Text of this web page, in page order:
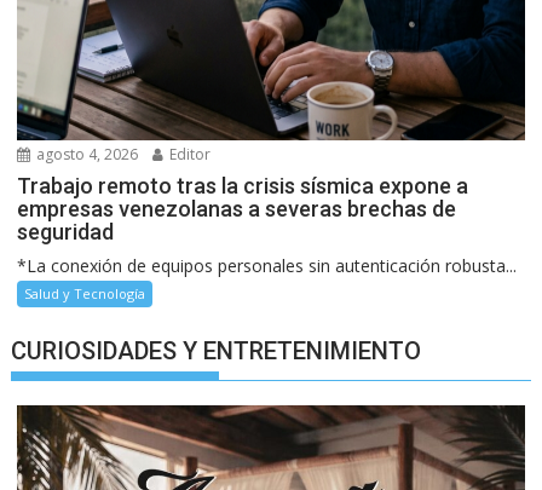
agosto 4, 2026 Editor
Trabajo remoto tras la crisis sísmica expone a
empresas venezolanas a severas brechas de
seguridad
*La conexión de equipos personales sin autenticación robusta...
Salud y Tecnología
CURIOSIDADES Y ENTRETENIMIENTO